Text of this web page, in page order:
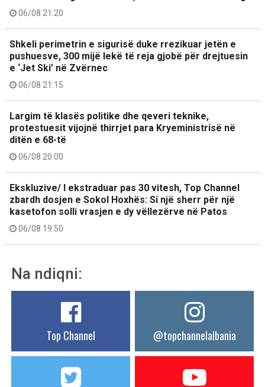
06/08 21:20
Shkeli perimetrin e sigurisë duke rrezikuar jetën e
pushuesve, 300 mijë lekë të reja gjobë për drejtuesin
e ‘Jet Ski’ në Zvërnec
06/08 21:15
Largim të klasës politike dhe qeveri teknike,
protestuesit vijojnë thirrjet para Kryeministrisë në
ditën e 68-të
06/08 20:00
Ekskluzive/ I ekstraduar pas 30 vitesh, Top Channel
zbardh dosjen e Sokol Hoxhës: Si një sherr për një
kasetofon solli vrasjen e dy vëllezërve në Patos
06/08 19:50
Na ndiqni:
Top Channel @topchannelalbania